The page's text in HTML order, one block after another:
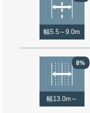
幅5.5～9.0m
8%
幅13.0m～